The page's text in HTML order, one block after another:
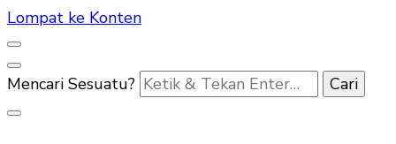
Lompat ke Konten
Mencari Sesuatu?